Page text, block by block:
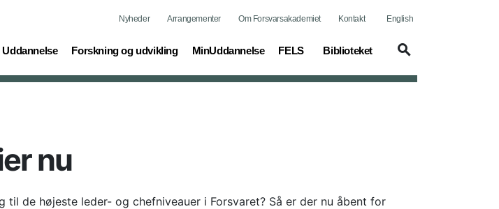
Nyheder Arrangementer Om Forsvarsakademiet Kontakt English
Uddannelse
(current) Forskning og udvikling
(current) MinUddannelse FELS Biblioteket
nu
de højeste leder- og chefniveauer i Forsvaret? Så er der nu åbent for